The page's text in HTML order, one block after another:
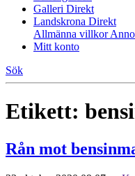
Galleri Direkt
Landskrona Direkt
Allmänna villkor
Mitt konto
Sök
Etikett:
Rån mot